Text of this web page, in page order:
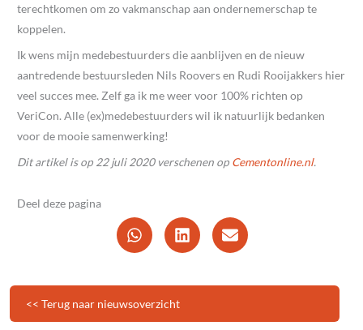
terechtkomen om zo vakmanschap aan ondernemerschap te
koppelen.
Ik wens mijn medebestuurders die aanblijven en de nieuw
aantredende bestuursleden Nils Roovers en Rudi Rooijakkers hier
veel succes mee. Zelf ga ik me weer voor 100% richten op
VeriCon. Alle (ex)medebestuurders wil ik natuurlijk bedanken
voor de mooie samenwerking!
Dit artikel is op 22 juli 2020 verschenen op Cementonline.nl.
Deel deze pagina
<< Terug naar nieuwsoverzicht